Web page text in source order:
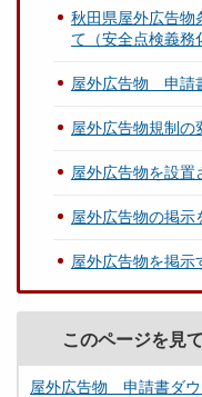
秋田県屋外広告物
て（安全点検義務
屋外広告物 申請
屋外広告物規制の
屋外広告物を設置
屋外広告物の掲示
屋外広告物を掲示
このページを見
屋外広告物 申請書ダウ